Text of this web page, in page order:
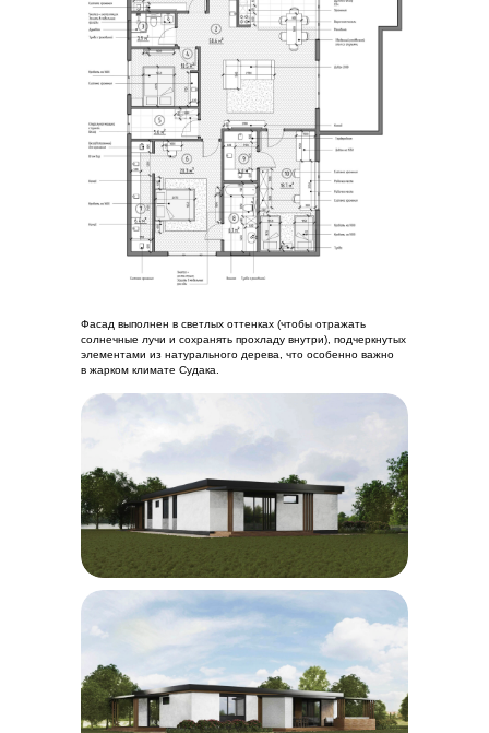
Фасад выполнен в светлых оттенках (чтобы отражать
солнечные лучи и сохранять прохладу внутри), подчеркнутых
элементами из натурального дерева, что особенно важно
в жарком климате Судака.